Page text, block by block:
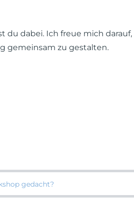
du dabei. Ich freue mich
gemeinsam zu gestalten.
gedacht?